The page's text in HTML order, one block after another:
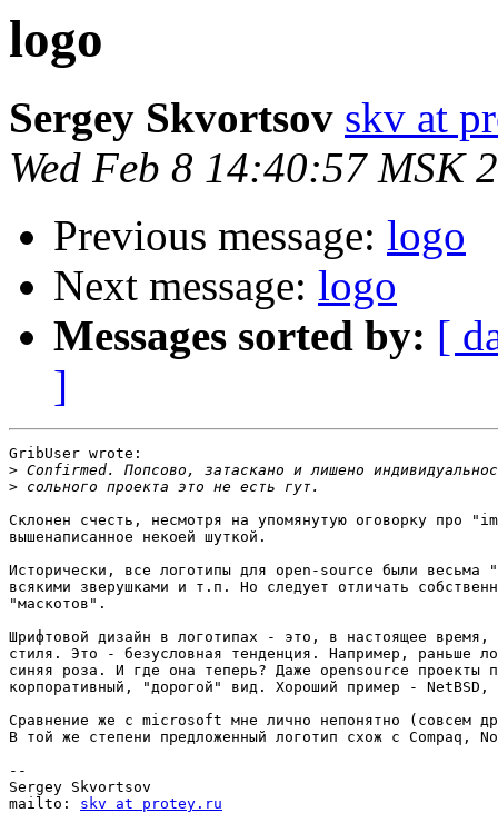
logo
Sergey Skvortsov skv at
Wed Feb 8 14:40:57 MSK
Previous message: logo
Next message: logo
Messages sorted by: [
]
GribUser wrote:
>
>
Склонен счесть, несмотря на упомянутую оговорку про
вышенаписанное некоей шуткой.
Исторически, все логотипы для open-source были весьма
всякими зверушками и т.п. Но следует отличать
"маскотов".
Шрифтовой дизайн в логотипах - это, в настоящее время,
стиля. Это - безусловная тенденция. Например, раньше
синяя роза. И где она теперь? Даже opensource проекты
корпоративный, "дорогой" вид. Хороший пример - NetBSD,
Сравнение же с microsoft мне лично непонятно (совсем
В той же степени предложенный логотип схож с
--
Sergey Skvortsov
mailto: skv at protey.ru